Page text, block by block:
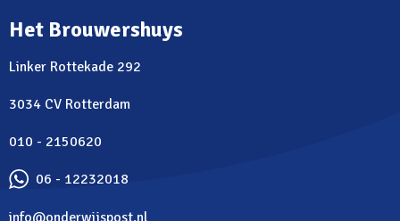
Het Brouwershuys
Linker Rottekade 292
3034 CV Rotterdam
010 - 2150620
06 - 12232018